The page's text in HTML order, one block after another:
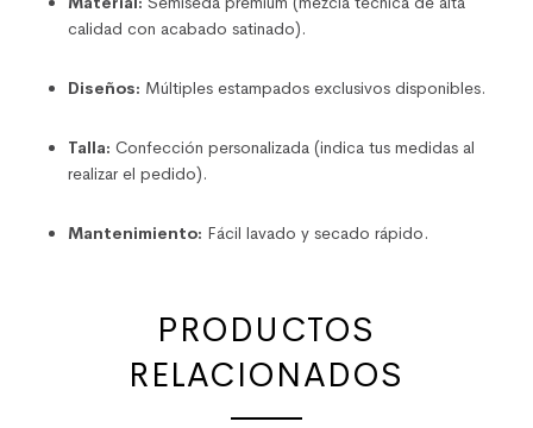
calidad con acabado satinado).
Diseños: Múltiples estampados exclusivos disponibles.
Talla: Confección personalizada (indica tus medidas al
realizar el pedido).
Mantenimiento: Fácil lavado y secado rápido.
PRODUCTOS
RELACIONADOS